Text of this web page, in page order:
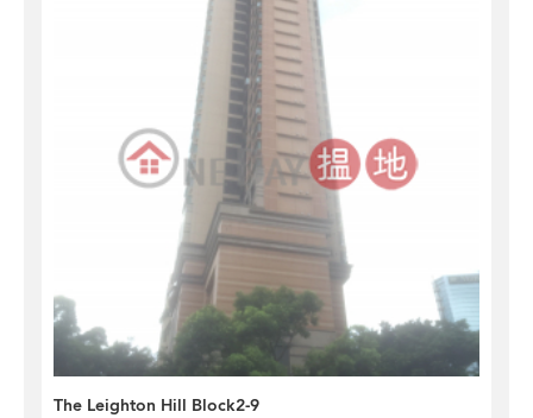
The Leighton Hill Block2-9